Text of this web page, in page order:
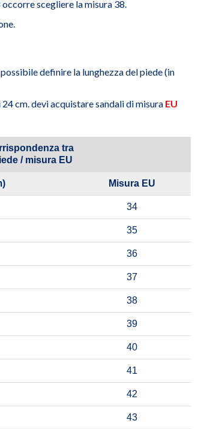
scegliere la misura 38.
definire la lunghezza del piede (in
cm. devi acquistare sandali di misura EU
tra
/ misura EU
Misura EU
34
35
36
37
38
39
40
41
42
43